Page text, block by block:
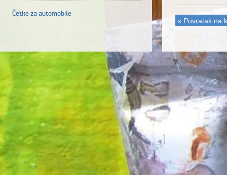
Četke za automobile
« Povratak na